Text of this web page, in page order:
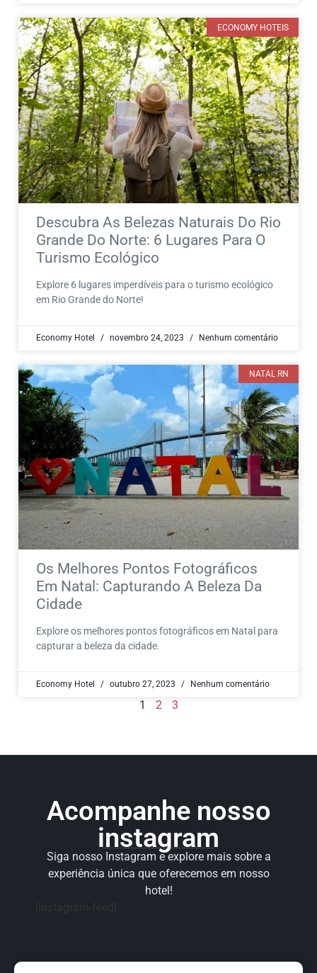
ECONOMY HOTEIS
Descubra As Belezas Naturais Do Rio
Grande Do Norte: 6 Lugares Para O
Turismo Ecológico
Explore 6 lugares imperdíveis para o turismo ecológico
em Rio Grande do Norte!
Economy Hotel novembro 24, 2023 Nenhum comentário
NATAL RN
Os Melhores Pontos Fotográficos
Em Natal: Capturando A Beleza Da
Cidade
Explore os melhores pontos fotográficos em Natal para
capturar a beleza da cidade.
Economy Hotel outubro 27, 2023 Nenhum comentário
1 2 3
Acompanhe nosso
instagram
Siga nosso Instagram e explore mais sobre a
experiência única que oferecemos em nosso
hotel!